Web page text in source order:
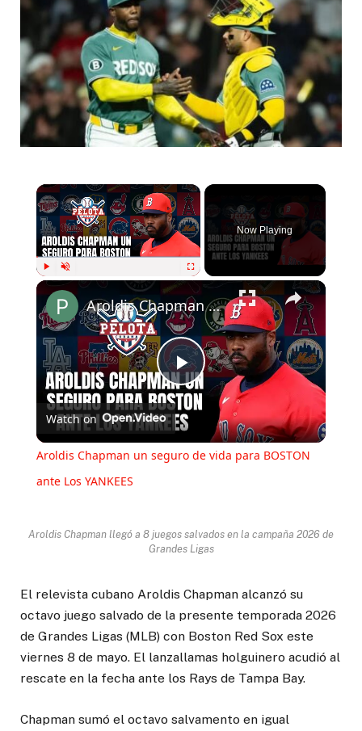
Play
Now Playing
Play
Video
Aroldis Chapman un seguro de vida para BOSTON ante Los YANKEES
Watch on
Aroldis Chapman un seguro de vida para BOSTON
ante Los YANKEES
Aroldis Chapman llegó a 8 juegos salvados en la campaña 2026 de
Grandes Ligas
El relevista cubano Aroldis Chapman alcanzó su
octavo juego salvado de la presente temporada 2026
de Grandes Ligas (MLB) con Boston Red Sox este
viernes 8 de mayo. El lanzallamas holguinero acudió al
rescate en la fecha ante los Rays de Tampa Bay.
Chapman sumó el octavo salvamento en igual